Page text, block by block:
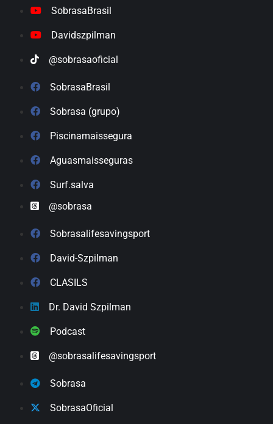
SobrasaBrasil
Davidszpilman
@sobrasaoficial
SobrasaBrasil
Sobrasa (grupo)
Piscinamaissegura
Aguasmaisseguras
Surf.salva
@sobrasa
Sobrasalifesavingsport
David-Szpilman
CLASILS
Dr. David Szpilman
Podcast
@sobrasalifesavingsport
Sobrasa
SobrasaOficial